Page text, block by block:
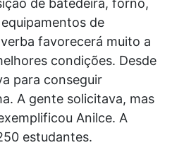
de
favorecerá muito a
condições. Desde
para conseguir
A gente solicitava, mas
Anilce. A
estudantes.